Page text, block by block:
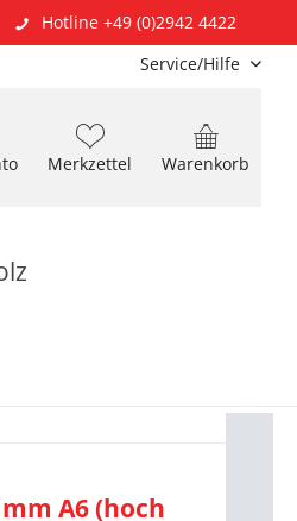
Hotline +49 (0)2942 4422
Service/Hilfe
Warenkorb
Merkzettel
A6 (hoch